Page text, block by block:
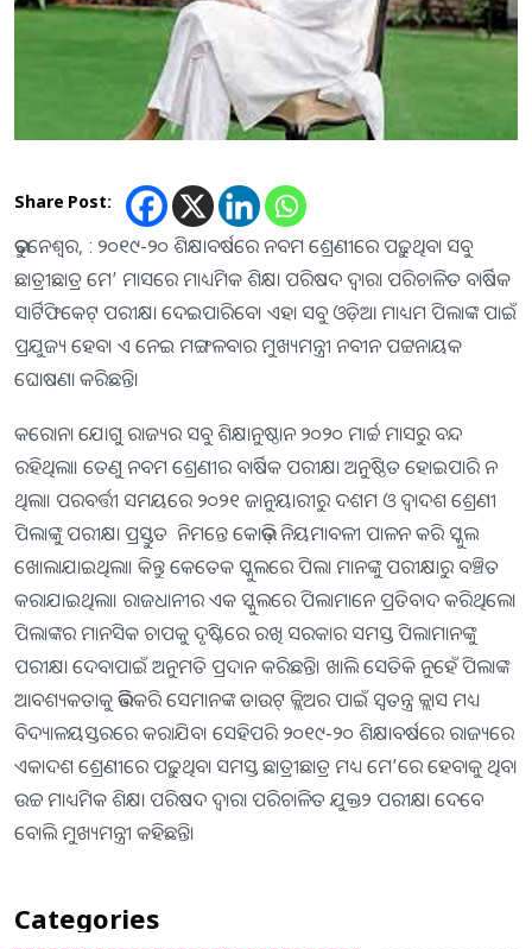
Share Post:
ଭୁବନେଶ୍ୱର, : ୨୦୧୯-୨୦ ଶିକ୍ଷାବର୍ଷରେ ନବମ ଶ୍ରେଣୀରେ ପଢ଼ୁଥିବା ସବୁ
ଛାତ୍ରୀଛାତ୍ର ମେ’ ମାସରେ ମାଧ୍ୟମିକ ଶିକ୍ଷା ପରିଷଦ ଦ୍ୱାରା ପରିଚାଳିତ ବାର୍ଷିକ
ସାର୍ଟିଫିକେଟ୍‌ ପରୀକ୍ଷା ଦେଇପାରିବେ। ଏହା ସବୁ ଓଡ଼ିଆ ମାଧ୍ୟମ ପିଲାଙ୍କ ପାଇଁ
ପ୍ରଯୁଜ୍ୟ ହେବ। ଏ ନେଇ ମଙ୍ଗଳବାର ମୁଖ୍ୟମନ୍ତ୍ରୀ ନବୀନ ପଟ୍ଟନାୟକ
ଘୋଷଣା କରିଛନ୍ତି।
କରୋନା ଯୋଗୁ ରାଜ୍ୟର ସବୁ ଶିକ୍ଷାନୁଷ୍ଠାନ ୨୦୨୦ ମାର୍ଚ୍ଚ ମାସରୁ ବନ୍ଦ
ରହିଥିଲା। ତେଣୁ ନବମ ଶ୍ରେଣୀର ବାର୍ଷିକ ପରୀକ୍ଷା ଅନୁଷ୍ଠିତ ହୋଇପାରି ନ
ଥିଲା। ପରବର୍ତ୍ତୀ ସମୟରେ ୨୦୨୧ ଜାନୁୟାରୀରୁ ଦଶମ ଓ ଦ୍ୱାଦଶ ଶ୍ରେଣୀ
ପିଲାଙ୍କୁ ପରୀକ୍ଷା ପ୍ରସ୍ତୁତ ନିମନ୍ତେ କୋଭିଡ୍‌ ନିୟମାବଳୀ ପାଳନ କରି ସ୍କୁଲ
ଖୋଲାଯାଇଥିଲା। କିନ୍ତୁ କେତେକ ସ୍କୁଲରେ ପିଲା ମାନଙ୍କୁ ପରୀକ୍ଷାରୁ ବଞ୍ଚିତ
କରାଯାଇଥିଲା। ରାଜଧାନୀର ଏକ ସ୍କୁଲରେ ପିଲାମାନେ ପ୍ରତିବାଦ କରିଥିଲେ।
ପିଲାଙ୍କର ମାନସିକ ଚାପକୁ ଦୃଷ୍ଟିରେ ରଖି ସରକାର ସମସ୍ତ ପିଲାମାନଙ୍କୁ
ପରୀକ୍ଷା ଦେବାପାଇଁ ଅନୁମତି ପ୍ରଦାନ କରିଛନ୍ତି। ଖାଲି ସେତିକି ନୁହେଁ ପିଲାଙ୍କ
ଆବଶ୍ୟକତାକୁ ଭିତ୍ତିକରି ସେମାନଙ୍କ ଡାଉଟ୍‌ କ୍ଲିଅର ପାଇଁ ସ୍ବତନ୍ତ୍ର କ୍ଲାସ ମଧ୍ୟ
ବିଦ୍ୟାଳୟସ୍ତରରେ କରାଯିବ। ସେହିପରି ୨୦୧୯-୨୦ ଶିକ୍ଷାବର୍ଷରେ ରାଜ୍ୟରେ
ଏକାଦଶ ଶ୍ରେଣୀରେ ପଢ଼ୁଥିବା ସମସ୍ତ ଛାତ୍ରୀଛାତ୍ର ମଧ୍ୟ ମେ’ରେ ହେବାକୁ ଥିବା
ଉଚ୍ଚ ମାଧ୍ୟମିକ ଶିକ୍ଷା ପରିଷଦ ଦ୍ୱାରା ପରିଚାଳିତ ଯୁକ୍ତ୨ ପରୀକ୍ଷା ଦେବେ
ବୋଲି ମୁଖ୍ୟମନ୍ତ୍ରୀ କହିଛନ୍ତି।
Categories